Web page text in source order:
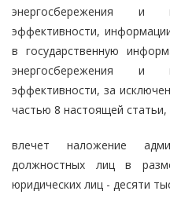
энергосбережения и
эффективности,
в государственную
энергосбережения и
эффективности, за
частью 8 настоящей статьи,
влечет наложение
должностных лиц в
юридических лиц - десяти